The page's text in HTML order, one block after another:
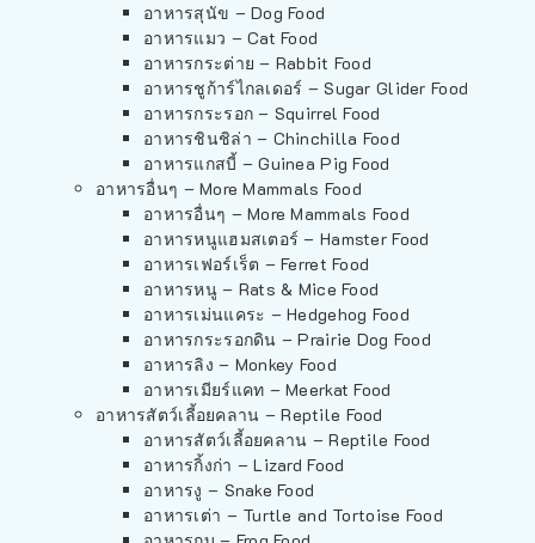
อาหารสุนัข – Dog Food
อาหารแมว – Cat Food
อาหารกระต่าย – Rabbit Food
อาหารชูก้าร์ไกลเดอร์ – Sugar Glider Food
อาหารกระรอก – Squirrel Food
อาหารชินชิล่า – Chinchilla Food
อาหารแกสบี้ – Guinea Pig Food
อาหารอื่นๆ – More Mammals Food
อาหารอื่นๆ – More Mammals Food
อาหารหนูแฮมสเตอร์ – Hamster Food
อาหารเฟอร์เร็ต – Ferret Food
อาหารหนู – Rats & Mice Food
อาหารเม่นแคระ – Hedgehog Food
อาหารกระรอกดิน – Prairie Dog Food
อาหารลิง – Monkey Food
อาหารเมียร์แคท – Meerkat Food
อาหารสัตว์เลี้อยคลาน – Reptile Food
อาหารสัตว์เลี้อยคลาน – Reptile Food
อาหารกิ้งก่า – Lizard Food
อาหารงู – Snake Food
อาหารเต่า – Turtle and Tortoise Food